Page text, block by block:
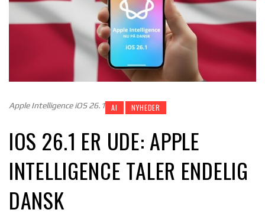
Apple Intelligence iOS 26.1 AI NYHEDER
IOS 26.1 ER UDE: APPLE
INTELLIGENCE TALER ENDELIG
DANSK